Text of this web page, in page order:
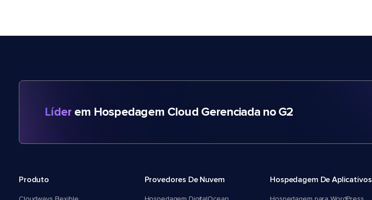
Líder em Hospedagem Cloud Gerenciada no G2
Produto Provedores De Nuvem Hospedagem De Aplicativos